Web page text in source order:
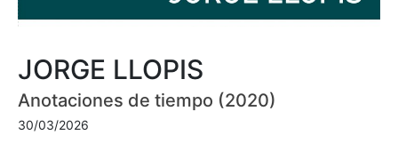
JORGE LLOPIS
Anotaciones de tiempo (2020)
30/03/2026